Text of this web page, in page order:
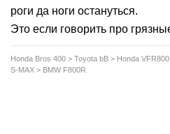
роги да ноги остануться.
Это если говорить про
Honda Bros 400 > Toyota bB > Honda
S-MAX > BMW F800R